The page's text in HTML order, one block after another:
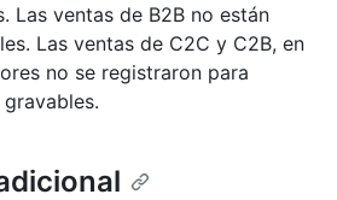
Las ventas de B2B no están
Las ventas de C2C y C2B, en
no se registraron para